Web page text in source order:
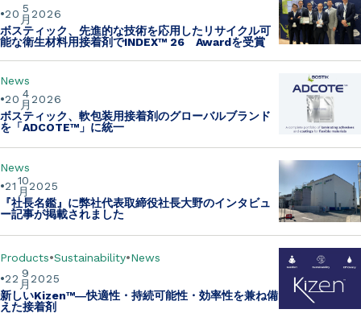
5
月
20 2026
ボスティック、先進的な技術を応用したリサイクル可
能な衛生材料用接着剤でINDEX™ 26 Awardを受賞
4
月
20 2026
News
ボスティック、軟包装用接着剤のグローバルブランド
を「ADCOTE™」に統一
10
月
21 2025
News
『社長名鑑』に弊社代表取締役社長大野のインタビュ
ー記事が掲載されました
9
月
22 2025
Products Sustainability News
新しいKizen™―快適性・持続可能性・効率性を兼ね備
えた接着剤